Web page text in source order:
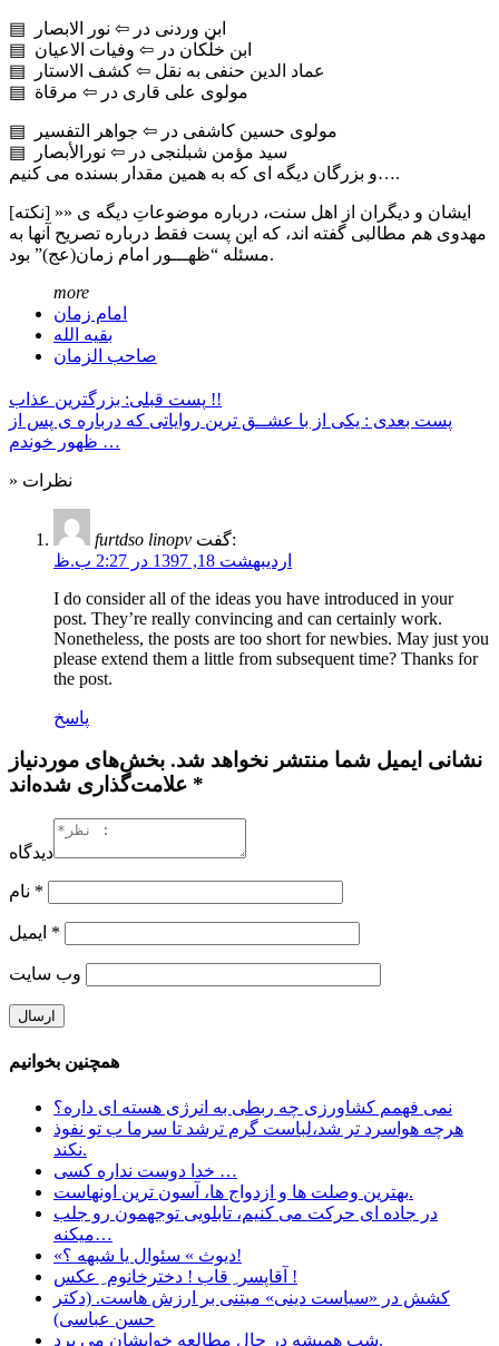
▤ ابن وردنی در ⇦ نور الابصار
▤ ابن خلّکان در ⇦ وفیات الاعیان
▤ عماد الدین حنفی به نقل ⇦ کشف الاستار
▤ مولوی علی قاری در ⇦ مرقاة
▤ مولوی حسین کاشفی در ⇦ جواهر التفسیر
▤ سید مؤمن شبلنجی در ⇦ نورالأبصار
و بزرگان دیگه ای که به همین مقدار بسنده می کنیم….
[نکته] »» ایشان و دیگران از اهل سنت، درباره موضوعاتِ دیگه ی
مهدوی هم مطالبی گفته اند، که این پست فقط درباره تصریح آنها به
مسئله “ظهـــور امام زمان(عج)” بود.
more
امام زمان
بقیه الله
صاحب الزمان
پست قبلی: بزرگترین عذاب !!
پست بعدی : یکی از با عشــق ترین روایاتی که درباره ی پس از
ظهور خوندم …
» نظرات
furtdso linopv
گفت:
اردیبهشت 18, 1397 در 2:27 ب.ظ
I do consider all of the ideas you have introduced in your
post. They’re really convincing and can certainly work.
Nonetheless, the posts are too short for newbies. May just you
please extend them a little from subsequent time? Thanks for
the post.
پاسخ
نشانی ایمیل شما منتشر نخواهد شد. بخش‌های موردنیاز
علامت‌گذاری شده‌اند *
دیدگاه
*
*
وب‌ سایت
همچنین بخوانیم
نمی فهمم کشاورزی چه ربطی به انرژی هسته ای داره؟
هرچه هواسرد تر شد،لباست گرم ترشد تا سرما ب تو نفوذ
نکند.
خدا دوست نداره كسى …
بهترین وصلت ها و ازدواج ها، آسون ترین اونهاست.
در جاده ای حرکت می کنیم، تابلویی توجهمون رو جلب
میکنه…
«دیوث » سئوال یا شبهه ؟!
آقاپسر ِ قاب ! دخترخانوم ِ عکس !
کشش در «سیاست دینی» مبتنی بر ارزش هاست. (دکتر
حسن عباسی)
شب همیشه در حال مطالعه خوابشان می برد.